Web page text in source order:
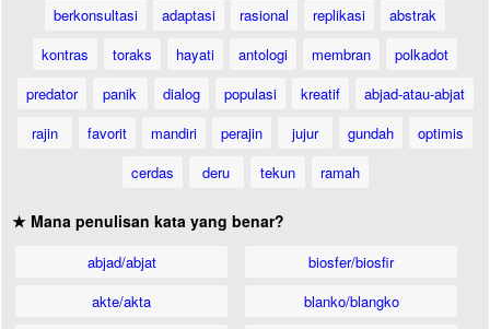
berkonsultasi
adaptasi rasional replikasi
abstrak
kontras
toraks hayati antologi membran
polkadot
predator
panik dialog populasi kreatif
abjad-atau-abjat
rajin
favorit mandiri perajin jujur gundah
optimis
cerdas
deru tekun ramah
★ Mana penulisan kata yang benar?
abjad/abjat
akte/akta
biosfer/biosfir
blanko/blangko